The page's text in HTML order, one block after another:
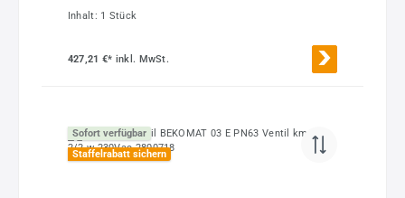
Inhalt: 1 Stück
427,21 €* inkl. MwSt.
Sofort verfügbar
Staffelrabatt sichern